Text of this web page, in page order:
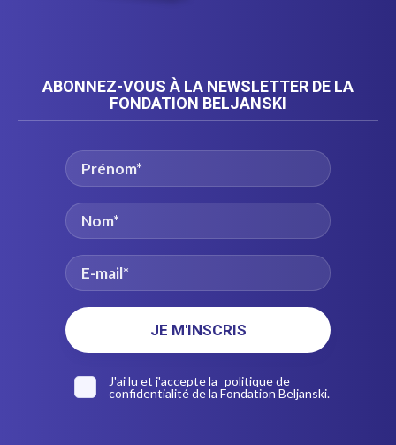
ABONNEZ-VOUS À LA NEWSLETTER DE LA
FONDATION BELJANSKI
J'ai lu et j'accepte la politique de
confidentialitéde la Fondation Beljanski.